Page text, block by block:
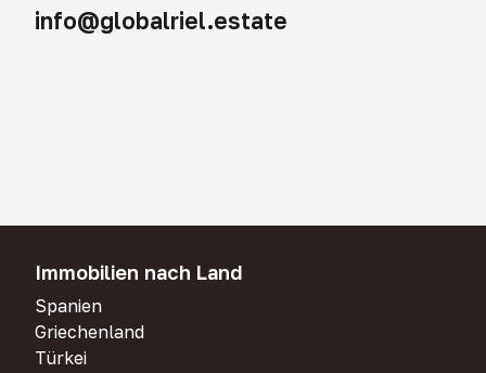
info@globalriel.estate
Immobilien nach Land
Spanien
Griechenland
Türkei